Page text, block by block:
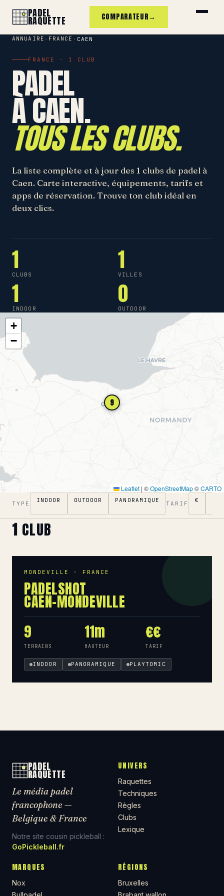
PADEL
RAQUETTE COMPARATEUR→
ANNUAIRE · FRANCE · CAEN
FRANCE · 1 CLUB
PADEL
À CAEN.
TOUS LES CLUBS.
La liste complète et à jour des 1 clubs de padel à
Caen. Carte interactive, équipements, tarifs et
apps de réservation. Trouve ton club idéal en
deux clics.
1
CLUBS 1
VILLES
1
INDOOR 0
OUTDOOR
9
+
−
Leaflet | ©OpenStreetMap©CARTO
TYPE INDOOR OUTDOOR PANORAMIQUE TARIF €
1 CLUB
MONDEVILLE · FRANCE
PADELSHOT
CAEN-MONDEVILLE
9
TERRAINS
11m
HAUTEUR
€€
TARIF
INDOOR PANORAMIQUE PLAYTOMIC
PADEL
RAQUETTE
Le média padel
francophone —
Belgique & France
Notre site cousin pickleball :
GoPickleball.fr
UNIVERS
Raquettes
Techniques
Règles
Clubs
Lexique
MARQUES
Nox
RÉGIONS
Bruxelles